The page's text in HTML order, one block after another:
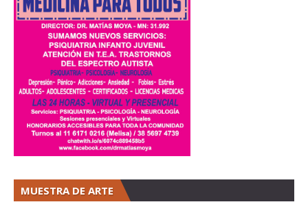
MUESTRA DE ARTE